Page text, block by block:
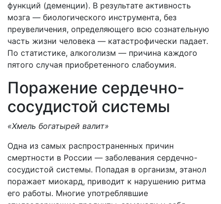
функций (деменции). В результате активность
мозга — биологического инструмента, без
преувеличения, определяющего всю сознательную
часть жизни человека — катастрофически падает.
По статистике, алкоголизм — причина каждого
пятого случая приобретенного слабоумия.
Поражение сердечно-
сосудистой системы
«Хмель богатырей валит»
Одна из самых распространенных причин
смертности в России — заболевания сердечно-
сосудистой системы. Попадая в организм, этанол
поражает миокард, приводит к нарушению ритма
его работы. Многие употреблявшие